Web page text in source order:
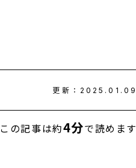
更新： 2025.01.09
この記事は約4分で読めます